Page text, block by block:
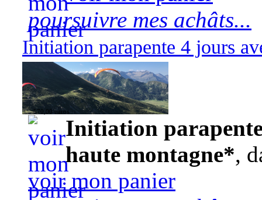
poursuivre mes achâts...
Initiation parapente 4 jours
570,00 euros
Initiation
haute montagne*,
voir mon panier